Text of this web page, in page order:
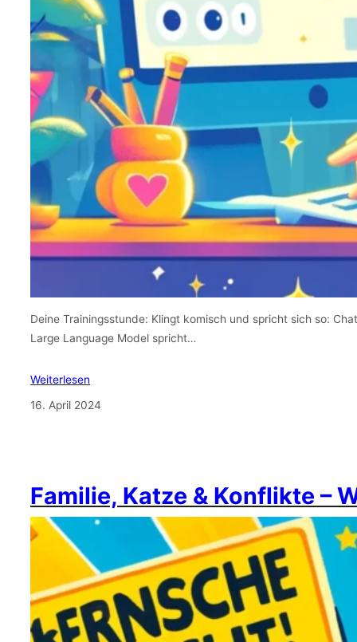
Deine Trainingsstunde: Klingt komisch und spricht sich so:
Large Language Model spricht…
Weiterlesen
16. April 2024
Familie, Katze & Konflikte –